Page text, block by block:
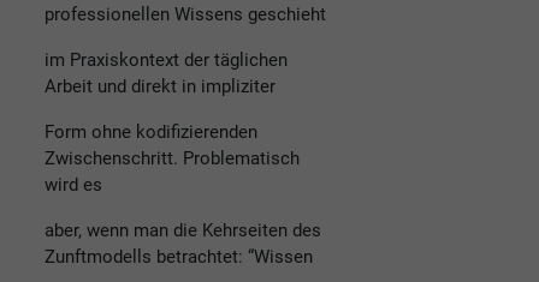
professionellen Wissens geschieht
im Praxiskontext der täglichen
Arbeit und direkt in impliziter
Form ohne kodifizierenden
Zwischenschritt. Problematisch
wird es
aber, wenn man die Kehrseiten des
Zunftmodells betrachtet: “Wissen